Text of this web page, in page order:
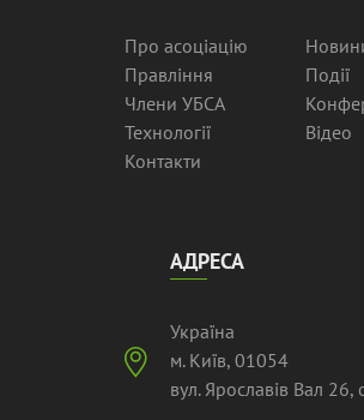
Про асоціацію
Правління
Члени УБСА
Технології
Контакти
Події
Відео
АДРЕСА
Україна
м. Київ, 01054
вул. Ярославів Вал 26,